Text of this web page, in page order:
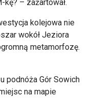
kę? – zażartował.
kolejowa nie
wokół Jeziora
metamorfozę.
podnóża Gór Sowich
na mapie